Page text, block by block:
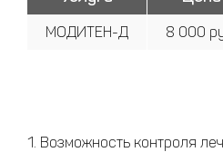
МОДИТЕН-Д 8 000
Возможность контроля